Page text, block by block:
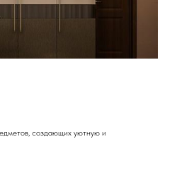
создающих уютную и